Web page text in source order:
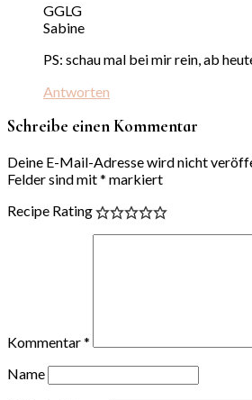
GGLG
Sabine
PS: schau mal bei mir rein, ab
Antworten
Schreibe einen Kommentar
Deine E-Mail-Adresse wird nicht
Felder sind mit* markiert
Recipe Rating
Kommentar*
Name